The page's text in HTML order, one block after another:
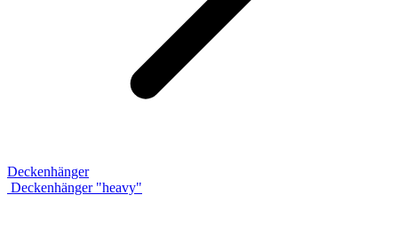
Deckenhänger
Deckenhänger "heavy"